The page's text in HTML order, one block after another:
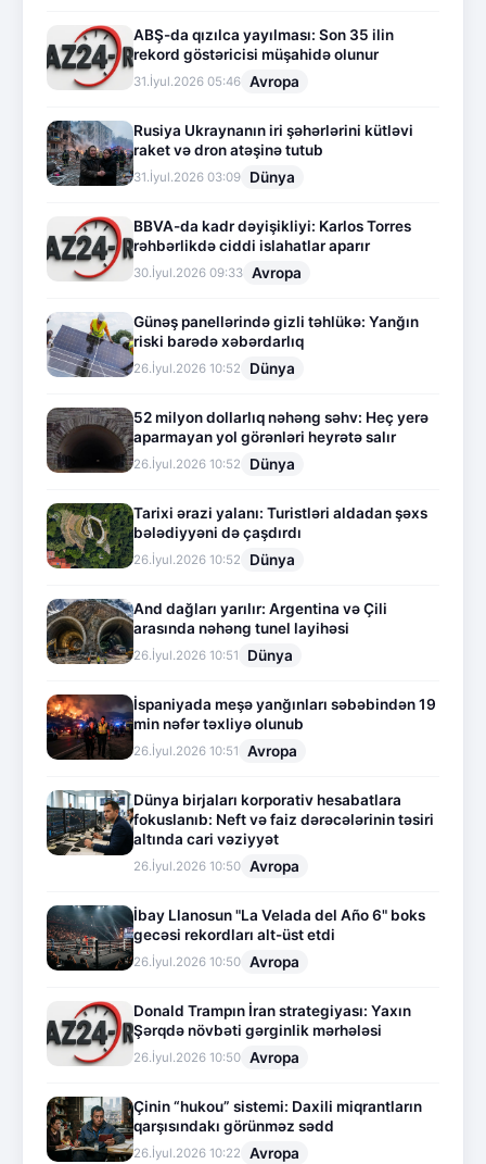
ABŞ-da qızılca yayılması: Son 35 ilin
rekord göstəricisi müşahidə olunur
31.İyul.2026 05:46 Avropa
Rusiya Ukraynanın iri şəhərlərini kütləvi
raket və dron atəşinə tutub
31.İyul.2026 03:09 Dünya
BBVA-da kadr dəyişikliyi: Karlos Torres
rəhbərlikdə ciddi islahatlar aparır
30.İyul.2026 09:33 Avropa
Günəş panellərində gizli təhlükə: Yanğın
riski barədə xəbərdarlıq
26.İyul.2026 10:52 Dünya
52 milyon dollarlıq nəhəng səhv: Heç yerə
aparmayan yol görənləri heyrətə salır
26.İyul.2026 10:52 Dünya
Tarixi ərazi yalanı: Turistləri aldadan şəxs
bələdiyyəni də çaşdırdı
26.İyul.2026 10:52 Dünya
And dağları yarılır: Argentina və Çili
arasında nəhəng tunel layihəsi
26.İyul.2026 10:51 Dünya
İspaniyada meşə yanğınları səbəbindən 19
min nəfər təxliyə olunub
26.İyul.2026 10:51 Avropa
Dünya birjaları korporativ hesabatlara
fokuslanıb: Neft və faiz dərəcələrinin təsiri
altında cari vəziyyət
26.İyul.2026 10:50 Avropa
İbay Llanosun "La Velada del Año 6" boks
gecəsi rekordları alt-üst etdi
26.İyul.2026 10:50 Avropa
Donald Trampın İran strategiyası: Yaxın
Şərqdə növbəti gərginlik mərhələsi
26.İyul.2026 10:50 Avropa
Çinin “hukou” sistemi: Daxili miqrantların
qarşısındakı görünməz sədd
26.İyul.2026 10:22 Avropa